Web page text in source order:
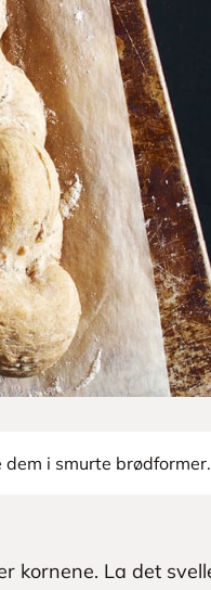
i smurte brødformer.
kornene. La det